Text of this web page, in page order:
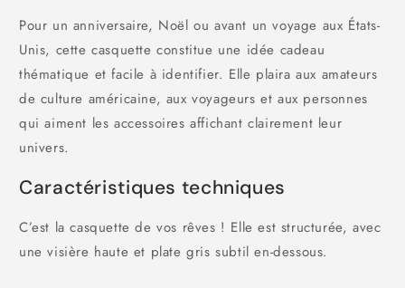
Pour un anniversaire, Noël ou avant un voyage aux États-
Unis, cette casquette constitue une idée cadeau
thématique et facile à identifier. Elle plaira aux amateurs
de culture américaine, aux voyageurs et aux personnes
qui aiment les accessoires affichant clairement leur
univers.
Caractéristiques techniques
C’est la casquette de vos rêves ! Elle est structurée, avec
une visière haute et plate gris subtil en-dessous.